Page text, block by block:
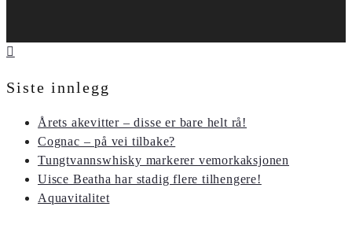
Siste innlegg
Årets akevitter – disse er bare helt rå!
Cognac – på vei tilbake?
Tungtvannswhisky markerer vemorkaksjonen
Uisce Beatha har stadig flere tilhengere!
Aquavitalitet